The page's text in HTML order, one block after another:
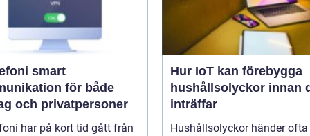
smart
för både
och privatpersoner
har på kort tid gått från
Hur IoT kan förebygga
hushållsolyckor innan
inträffar
Hushållsolyckor händer ofta